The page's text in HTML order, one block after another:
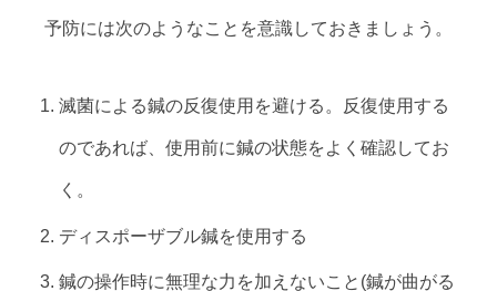
予防には次のようなことを意識しておきましょう。
滅菌による鍼の反復使用を避ける。反復使用する
のであれば、使用前に鍼の状態をよく確認してお
く。
ディスポーザブル鍼を使用する
鍼の操作時に無理な力を加えないこと(鍼が曲がる